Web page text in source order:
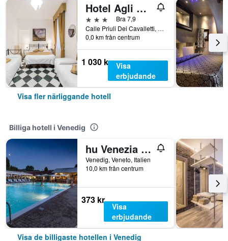
Hotel Agli Artisti
3 stjärnorBra 7,9
Calle Priuli Dei Cavalletti, 99 C, Venedig, Veneto, Italien
0,0 km från centrum
1 030 kr Visa
erbjudande
Visa fler närliggande hotell
Billiga hotell i Venedig
hu Venezia Camping in Town
Venedig, Veneto, Italien
10,0 km från centrum
373 kr
Visa
erbjudande
Visa de billigaste hotellen i Venedig